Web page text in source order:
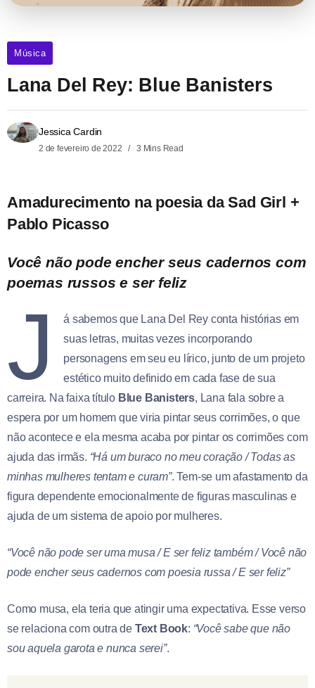
Música
Lana Del Rey: Blue Banisters
Jessica Cardin
2 de fevereiro de 2022 3 Mins Read
Amadurecimento na poesia da Sad Girl +
Pablo Picasso
Você não pode encher seus cadernos com
poemas russos e ser feliz
J
á sabemos que Lana Del Rey conta histórias em
suas letras, muitas vezes incorporando
personagens em seu eu lírico, junto de um projeto
estético muito definido em cada fase de sua
carreira. Na faixa título Blue Banisters, Lana fala sobre a
espera por um homem que viria pintar seus corrimões, o que
não acontece e ela mesma acaba por pintar os corrimões com
ajuda das irmãs. “Há um buraco no meu coração / Todas as
minhas mulheres tentam e curam”. Tem-se um afastamento da
figura dependente emocionalmente de figuras masculinas e
ajuda de um sistema de apoio por mulheres.
“Você não pode ser uma musa / E ser feliz também / Você não
pode encher seus cadernos com poesia russa / E ser feliz”
Como musa, ela teria que atingir uma expectativa. Esse verso
se relaciona com outra de Text Book: “Você sabe que não
sou aquela garota e nunca serei”.